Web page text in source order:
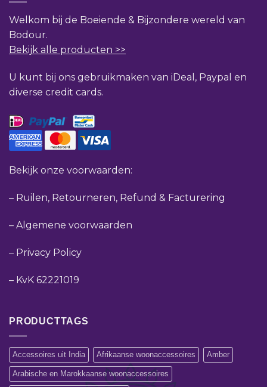
Welkom bij de Boeiende & Bijzondere wereld van
Bodour.
Bekijk alle producten >>
U kunt bij ons gebruikmaken van iDeal, Paypal en
diverse credit cards.
Bekijk onze voorwaarden:
– Ruilen, Retourneren, Refund & Facturering
– Algemene voorwaarden
– Privacy Policy
– KvK 62221019
PRODUCTTAGS
Accessoires uit India Afrikaanse woonaccessoires Amber
Arabische en Marokkaanse woonaccessoires